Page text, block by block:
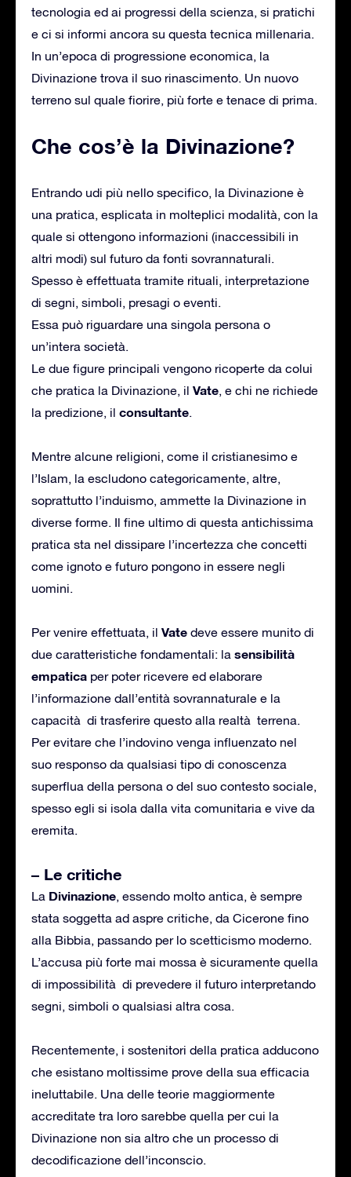
tecnologia ed ai progressi della scienza, si pratichi
e ci si informi ancora su questa tecnica millenaria.
In un’epoca di progressione economica, la
Divinazione trova il suo rinascimento. Un nuovo
terreno sul quale fiorire, più forte e tenace di prima.
Che cos’è la Divinazione?
Entrando udi più nello specifico, la Divinazione è
una pratica, esplicata in molteplici modalità, con la
quale si ottengono informazioni (inaccessibili in
altri modi) sul futuro da fonti sovrannaturali.
Spesso è effettuata tramite rituali, interpretazione
di segni, simboli, presagi o eventi.
Essa può riguardare una singola persona o
un’intera società.
Le due figure principali vengono ricoperte da colui
che pratica la Divinazione, il Vate, e chi ne richiede
la predizione, il consultante.
Mentre alcune religioni, come il cristianesimo e
l’Islam, la escludono categoricamente, altre,
soprattutto l’induismo, ammette la Divinazione in
diverse forme. Il fine ultimo di questa antichissima
pratica sta nel dissipare l’incertezza che concetti
come ignoto e futuro pongono in essere negli
uomini.
Per venire effettuata, il Vate deve essere munito di
due caratteristiche fondamentali: la sensibilità
empatica per poter ricevere ed elaborare
l’informazione dall’entità sovrannaturale e la
capacità di trasferire questo alla realtà terrena.
Per evitare che l’indovino venga influenzato nel
suo responso da qualsiasi tipo di conoscenza
superflua della persona o del suo contesto sociale,
spesso egli si isola dalla vita comunitaria e vive da
eremita.
– Le critiche
La Divinazione, essendo molto antica, è sempre
stata soggetta ad aspre critiche, da Cicerone fino
alla Bibbia, passando per lo scetticismo moderno.
L’accusa più forte mai mossa è sicuramente quella
di impossibilità di prevedere il futuro interpretando
segni, simboli o qualsiasi altra cosa.
Recentemente, i sostenitori della pratica adducono
che esistano moltissime prove della sua efficacia
ineluttabile. Una delle teorie maggiormente
accreditate tra loro sarebbe quella per cui la
Divinazione non sia altro che un processo di
decodificazione dell’inconscio.